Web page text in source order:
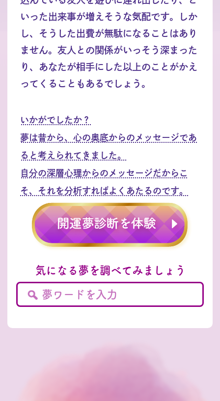
いった出来事が増えそうな気配です。しか
し、そうした出費が無駄になることはあり
ません。友人との関係がいっそう深まった
り、あなたが相手にした以上のことがかえ
ってくることもあるでしょう。
いかがでしたか？
夢は昔から、心の奥底からのメッセージであ
ると考えられてきました。
自分の深層心理からのメッセージだからこ
そ、それを分析すればよくあたるのです。
気になる夢を調べてみましょう